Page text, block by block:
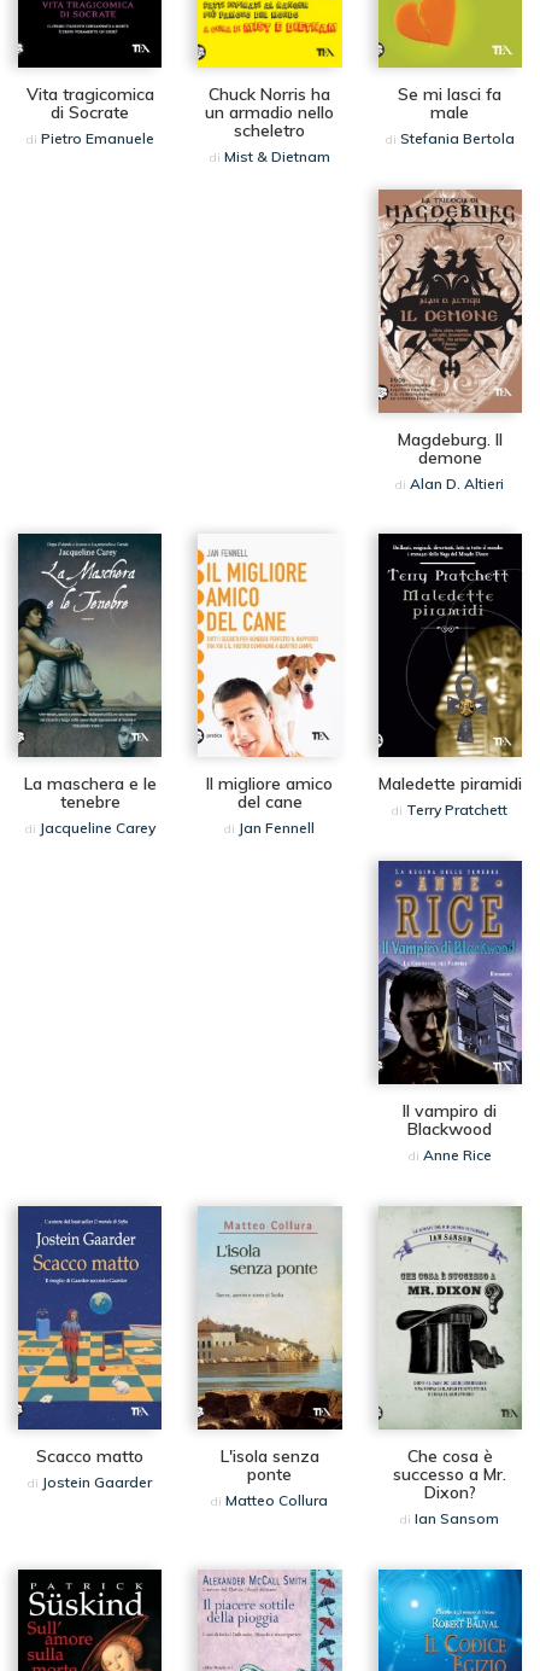
Vita tragicomica
di Socrate
di Pietro Emanuele
Chuck Norris ha
un armadio nello
scheletro
di Mist & Dietnam
Se mi lasci fa
male
di Stefania Bertola
Magdeburg. Il
demone
diAlan D. Altieri
La maschera e le
tenebre
di Jacqueline Carey
Il migliore amico
del cane
di Jan Fennell
Maledette piramidi
di Terry Pratchett
Il vampiro di
Blackwood
di Anne Rice
Scacco matto
di Jostein Gaarder
L'isola senza
ponte
diMatteo Collura
Che cosa è
successo a Mr.
Dixon?
diIan Sansom